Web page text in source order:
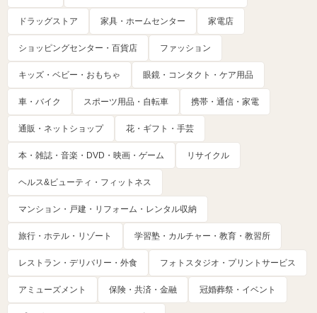
ドラッグストア 家具・ホームセンター 家電店
ショッピングセンター・百貨店 ファッション
キッズ・ベビー・おもちゃ 眼鏡・コンタクト・ケア用品
車・バイク スポーツ用品・自転車 携帯・通信・家電
通販・ネットショップ 花・ギフト・手芸
本・雑誌・音楽・DVD・映画・ゲーム リサイクル
ヘルス&ビューティ・フィットネス
マンション・戸建・リフォーム・レンタル収納
旅行・ホテル・リゾート 学習塾・カルチャー・教育・教習所
レストラン・デリバリー・外食 フォトスタジオ・プリントサービス
アミューズメント 保険・共済・金融 冠婚葬祭・イベント